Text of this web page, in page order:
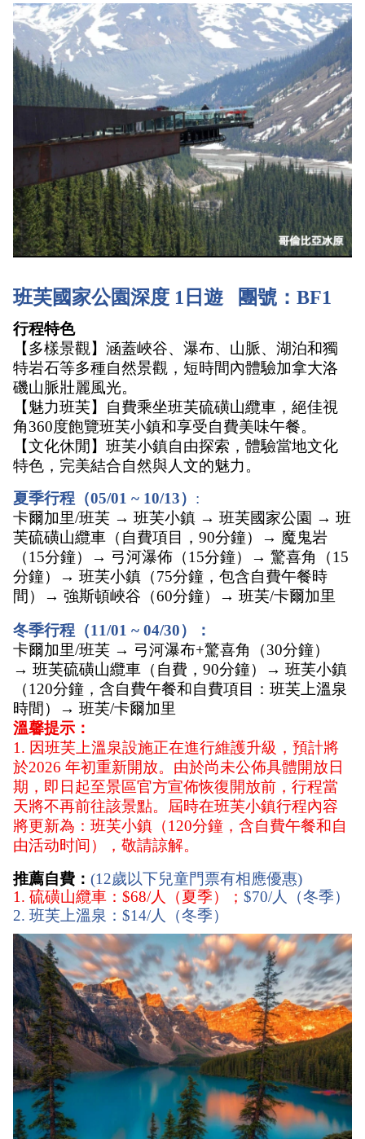
班芙國家公園深度 1日遊   團號：BF1
行程特色
【多樣景觀】涵蓋峽谷、瀑布、山脈、湖泊和獨
特岩石等多種自然景觀，短時間內體驗加拿大洛
磯山脈壯麗風光。
【魅力班芙】自費乘坐班芙硫磺山纜車，絕佳視
角360度飽覽班芙小鎮和享受自費美味午餐。
【文化休閒】班芙小鎮自由探索，體驗當地文化
特色，完美結合自然與人文的魅力。
夏季行程（05/01 ~ 10/13） :
卡爾加里/班芙 → 班芙小鎮 → 班芙國家公園 → 班
芙硫磺山纜車（自費項目，90分鐘）→ 魔鬼岩
（15分鐘）→ 弓河瀑佈（15分鐘）→ 驚喜角（15
分鐘）→ 班芙小鎮（75分鐘，包含自費午餐時
間）→ 強斯頓峽谷（60分鐘）→ 班芙/卡爾加里
冬季行程（11/01 ~ 04/30）：
卡爾加里/班芙 → 弓河瀑布+驚喜角（30分鐘）
→ 班芙硫磺山纜車（自費，90分鐘）→ 班芙小鎮
（120分鐘，含自費午餐和自費項目：班芙上溫泉
時間）→ 班芙/卡爾加里
溫馨提示：
1. 因班芙上溫泉設施正在進行維護升級，預計將
於2026 年初重新開放。由於尚未公佈具體開放日
期，即日起至景區官方宣佈恢復開放前，行程當
天將不再前往該景點。屆時在班芙小鎮行程內容
將更新為：班芙小鎮（120分鐘，含自費午餐和自
由活动时间），敬請諒解。
推薦自費： (12歲以下兒童門票有相應優惠)
1. 硫磺山纜車：$68/人（夏季）； $70/人（冬季）
2. 班芙上溫泉：$14/人（冬季）